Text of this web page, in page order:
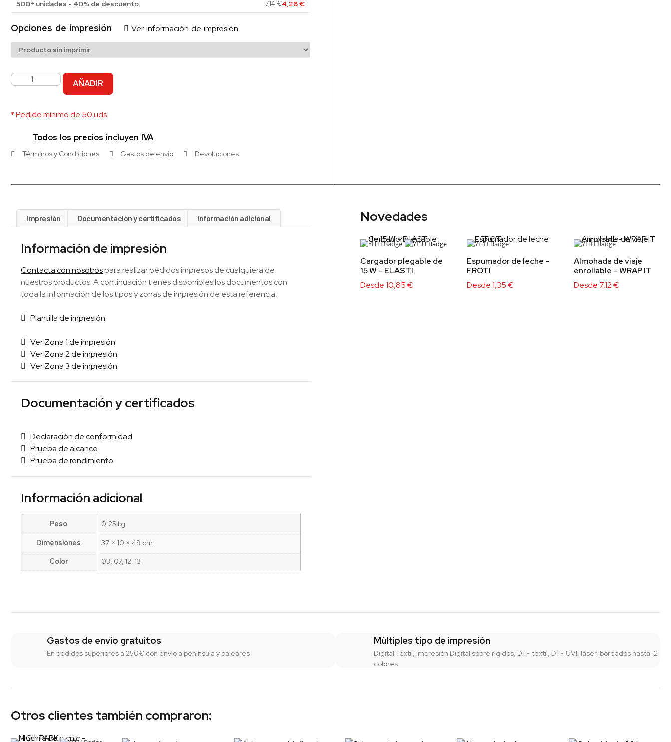
500+ unidades - 40% de descuento 7,14€4,28€
Opciones de impresión Ver información de impresión
AÑADIR
* Pedido mínimo de 50 uds
Todos los precios incluyen IVA
Términos y Condiciones Gastos de envío Devoluciones
Impresión Documentación y certificados Información adicional
Información de impresión
Contacta con nosotrospara realizar pedidos impresos de cualquiera de
nuestros productos. A continuación tienes disponibles los documentos con
toda la información de los tipos y zonas de impresión de esta referencia:
Plantilla de impresión
Ver Zona 1 de impresión
Ver Zona 2 de impresión
Ver Zona 3 de impresión
Documentación y certificados
Declaración de conformidad
Prueba de alcance
Prueba de rendimiento
Información adicional
Peso
0,25 kg
Dimensiones
37 × 10 × 49 cm
Color
03, 07, 12, 13
Novedades
Cargador plegable de
15 W – ELASTI
Desde10,85€
Espumador de leche –
FROTI
Desde1,35€
Almohada de viaje
enrollable – WRAP IT
Desde 7,12€
Gastos de envío gratuitos
En pedidos superiores a 250€ con envío a península y baleares
Múltiples tipo de impresión
Digital Textil, Impresión Digital sobre rígidos, DTF textil, DTF UVI, láser, bordados hasta 12
colores
Otros clientes también compraron: